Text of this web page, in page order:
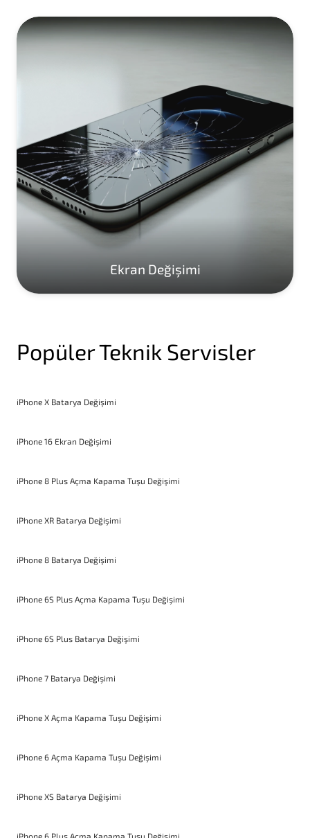
Ekran Değişimi
Popüler Teknik Servisler
iPhone X Batarya Değişimi
iPhone 16 Ekran Değişimi
iPhone 8 Plus Açma Kapama Tuşu Değişimi
iPhone XR Batarya Değişimi
iPhone 8 Batarya Değişimi
iPhone 6S Plus Açma Kapama Tuşu Değişimi
iPhone 6S Plus Batarya Değişimi
iPhone 7 Batarya Değişimi
iPhone X Açma Kapama Tuşu Değişimi
iPhone 6 Açma Kapama Tuşu Değişimi
iPhone XS Batarya Değişimi
iPhone 6 Plus Açma Kapama Tuşu Değişimi